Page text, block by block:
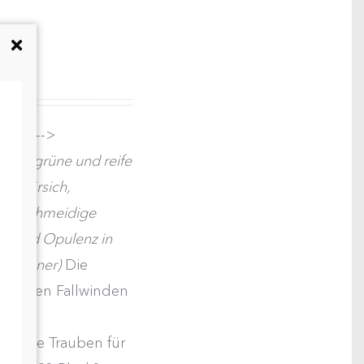
-->
grüne und reife
Pfirsich,
geschmeidige
und Opulenz in
Die
kühlen Fallwinden
die Trauben für